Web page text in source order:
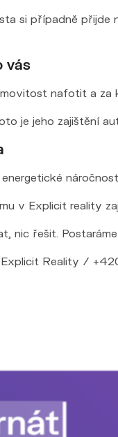
si případně
vás
nafotit a za
je jeho zajištění
v Explicit reality
nic řešit.
Explicit Reality /